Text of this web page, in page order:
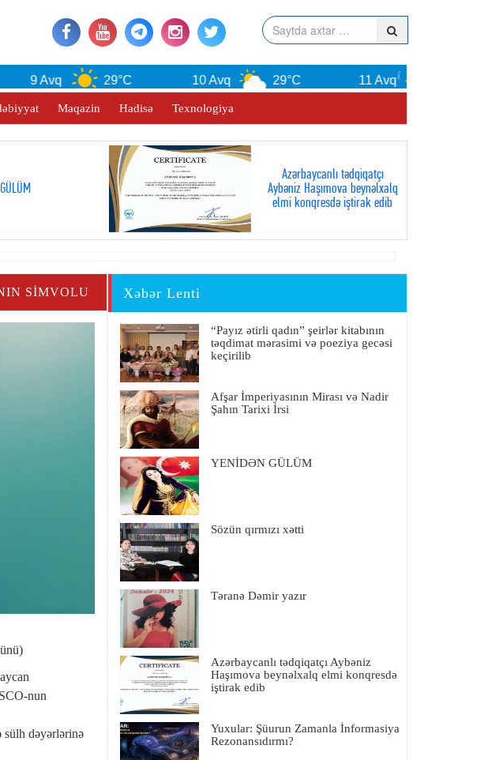
9 Avq 29°C 10 Avq 29°C 11 Avq
Maqazin Hadisə Texnologiya
Azərbaycanlı tədqiqatçı
Aybəniz Haşımova beynəlxalq
elmi konqresdə iştirak edib
SIMVOLU
nun
sülh dəyərlərinə
Xəbər Lenti
“Payız ətirli qadın” şeirlər kitabının
təqdimat mərasimi və poeziya gecəsi
keçirilib
Afşar İmperiyasının Mirası və Nadir
Şahın Tarixi İrsi
YENİDƏN GÜLÜM
Sözün qırmızı xətti
Təranə Dəmir yazır
Azərbaycanlı tədqiqatçı Aybəniz
Haşımova beynəlxalq elmi konqresdə
iştirak edib
Yuxular: Şüurun Zamanla İnformasiya
Rezonansıdırmı?